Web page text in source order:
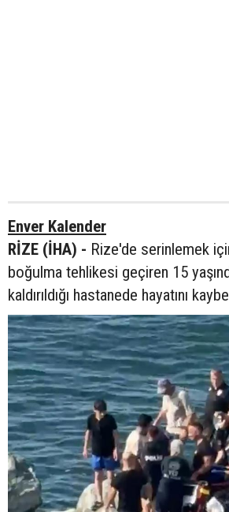
Enver Kalender
RİZE (İHA) - Rize'de serinlemek
boğulma tehlikesi geçiren 15
kaldırıldığı hastanede hayatını